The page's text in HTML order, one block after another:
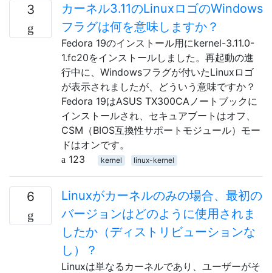
3
カーネル3.11のLinuxロゴのWindows
フラグは何を意味しますか？
Fedora 19のインストール用にkernel-3.11.0-
1.fc20をインストールしました。再起動の進
行中に、Windowsフラグが付いたLinuxロゴ
が表示されましたが、どういう意味ですか？
Fedora 19はASUS TX300CAノートブックに
インストールされ、セキュアブートはオフ、
CSM（BIOS互換性サポートモジュール）モー
ドはオンです。
123
kernel linux-kernel
6
Linuxがカーネルのみの場合、最初の
バージョンはどのように使用されま
したか（ディストリビューションな
し）？
Linuxは単なるカーネルであり、ユーザーがそ